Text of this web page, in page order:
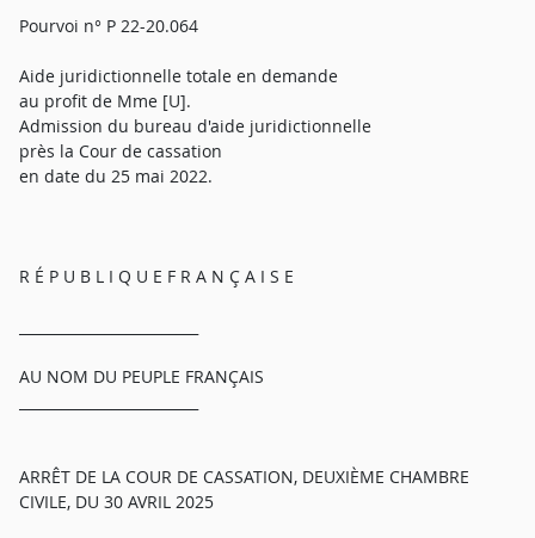
Pourvoi n° P 22-20.064
Aide juridictionnelle totale en demande
au profit de Mme [U].
Admission du bureau d'aide juridictionnelle
près la Cour de cassation
en date du 25 mai 2022.
R É P U B L I Q U E F R A N Ç A I S E
AU NOM DU PEUPLE FRANÇAIS
ARRÊT DE LA COUR DE CASSATION, DEUXIÈME CHAMBRE
CIVILE, DU 30 AVRIL 2025